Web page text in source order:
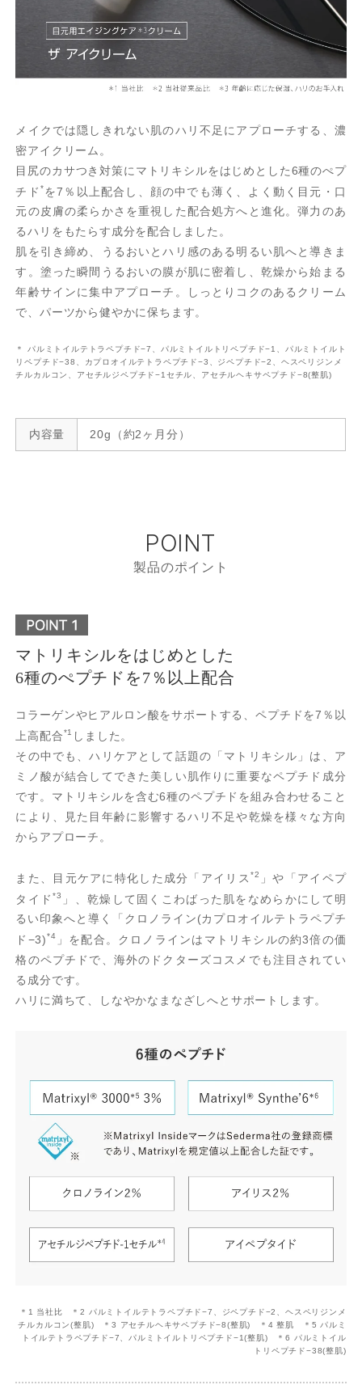
メイクでは隠しきれない肌のハリ不足にアプローチする、濃
密アイクリーム。
目尻のカサつき対策にマトリキシルをはじめとした6種のぺプ
チド *を7％以上配合し、顔の中でも薄く、よく動く目元・口
元の皮膚の柔らかさを重視した配合処方へと進化。弾力のあ
るハリをもたらす成分を配合しました。
肌を引き締め、うるおいとハリ感のある明るい肌へと導きま
す。塗った瞬間うるおいの膜が肌に密着し、乾燥から始まる
年齢サインに集中アプローチ。しっとりコクのあるクリーム
で、パーツから健やかに保ちます。
＊ パルミトイルテトラペプチド−7、パルミトイルトリペプチド−1、パルミトイルト
リペプチド−38、カプロオイルテトラペプチド−3、ジペプチド−2、ヘスペリジンメ
チルカルコン、アセチルジペプチド−1セチル、アセチルヘキサペプチド−8(整肌)
内容量 20g（約2ヶ月分）
POINT
製品のポイント
マトリキシルをはじめとした
6種のぺプチドを7％以上配合
コラーゲンやヒアルロン酸をサポートする、ペプチドを7％以
上高配合*1 しました。
その中でも、ハリケアとして話題の「マトリキシル」は、ア
ミノ酸が結合してできた美しい肌作りに重要なペプチド成分
です。マトリキシルを含む6種のペプチドを組み合わせること
により、見た目年齢に影響するハリ不足や乾燥を様々な方向
からアプローチ。
また、目元ケアに特化した成分「アイリス *2
」や「アイペプ
タイド*3
」、乾燥して固くこわばった肌をなめらかにして明
るい印象へと導く「クロノライン(カプロオイルテトラペプチ
ド−3)*4 」を配合。クロノラインはマトリキシルの約3倍の価
格のペプチドで、海外のドクターズコスメでも注目されてい
る成分です。
ハリに満ちて、しなやかなまなざしへとサポートします。
＊1 当社比 ＊2 パルミトイルテトラペプチド−7、ジペプチド−2、ヘスペリジンメ
チルカルコン(整肌) ＊3 アセチルヘキサペプチド−8(整肌) ＊4 整肌 ＊5 パルミ
トイルテトラペプチド−7、パルミトイルトリペプチド−1(整肌) ＊6 パルミトイル
トリペプチド−38(整肌)